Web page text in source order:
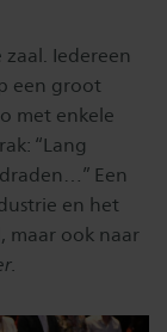
Iedereen
een groot
met enkele
“Lang
Een
en het
maar ook naar